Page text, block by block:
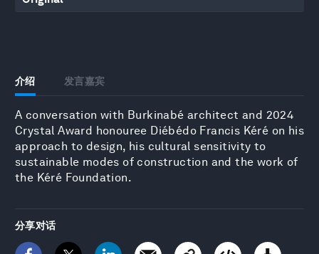
介绍 发言嘉宾
A conversation with Burkinabé architect and 2024
Crystal Award honouree Diébédo Francis Kéré on his
approach to design, his cultural sensitivity to
sustainable modes of construction and the work of
the Kéré Foundation.
分享对话